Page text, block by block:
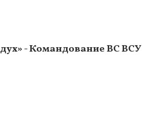
- Командование ВС ВСУ